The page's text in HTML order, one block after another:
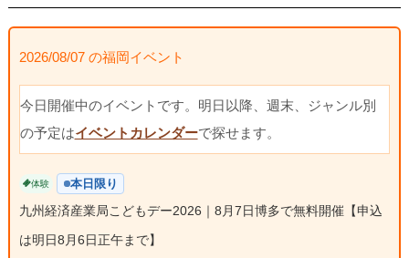
2026/08/07 の福岡イベント
今日開催中のイベントです。明日以降、週末、ジャンル別
の予定はイベントカレンダーで探せます。
体験 本日限り
九州経済産業局こどもデー2026｜8月7日博多で無料開催【申込
は明日8月6日正午まで】